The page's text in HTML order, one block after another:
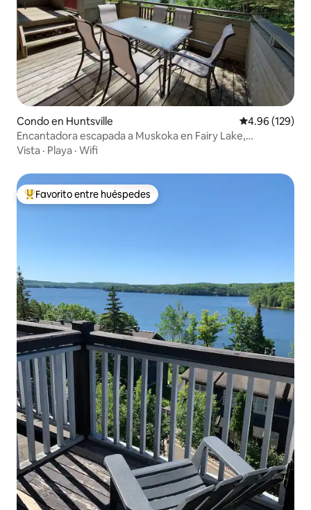
Condo en Huntsville Calificación
4.96 (129)
Encantadora escapada a Muskoka en Fairy Lake,
Huntsville
Vista · Playa · Wifi
Favorito entre huéspedes preferido
Favorito entre huéspedes